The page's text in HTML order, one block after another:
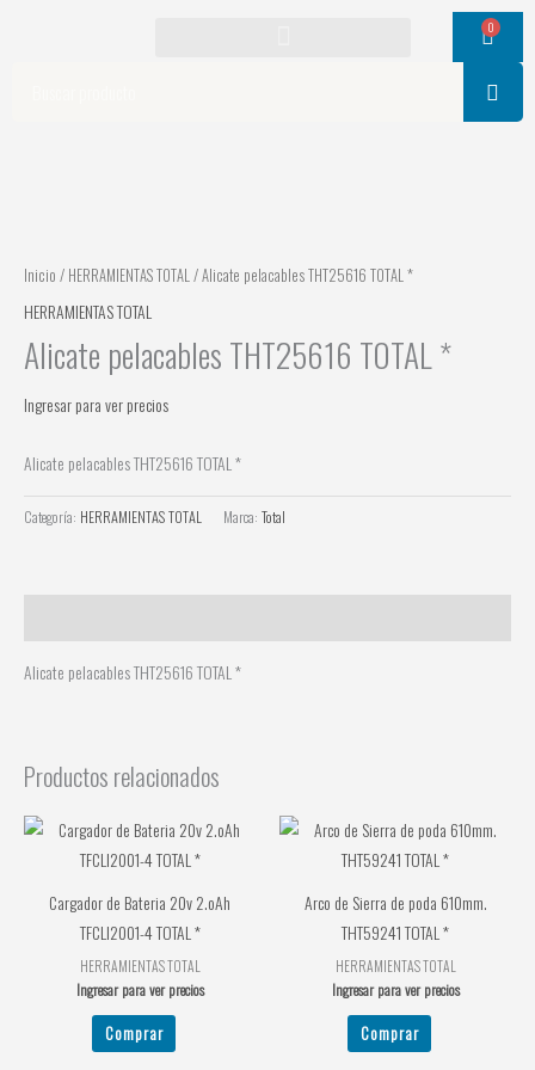
0
Cart
Inicio / HERRAMIENTAS TOTAL/ Alicate pelacables THT25616 TOTAL *
HERRAMIENTAS TOTAL
Alicate pelacables THT25616 TOTAL *
Ingresar para ver precios
Alicate pelacables THT25616 TOTAL *
Categoría: HERRAMIENTAS TOTAL Marca: Total
Alicate pelacables THT25616 TOTAL *
Productos relacionados
Cargador de Bateria 20v 2.oAh
TFCLI2001-4 TOTAL *
HERRAMIENTAS TOTAL
Ingresar para ver precios
Comprar
Arco de Sierra de poda 610mm.
THT59241 TOTAL *
HERRAMIENTAS TOTAL
Ingresar para ver precios
Comprar